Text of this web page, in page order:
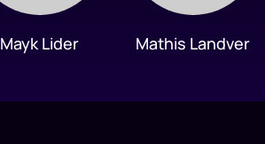
Mayk Lider Mathis Landver